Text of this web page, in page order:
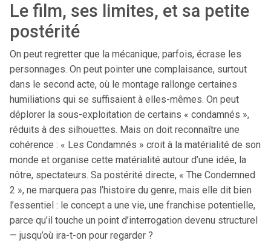
Le film, ses limites, et sa petite
postérité
On peut regretter que la mécanique, parfois, écrase les
personnages. On peut pointer une complaisance, surtout
dans le second acte, où le montage rallonge certaines
humiliations qui se suffisaient à elles-mêmes. On peut
déplorer la sous-exploitation de certains « condamnés »,
réduits à des silhouettes. Mais on doit reconnaître une
cohérence : « Les Condamnés » croit à la matérialité de son
monde et organise cette matérialité autour d’une idée, la
nôtre, spectateurs. Sa postérité directe, « The Condemned
2 », ne marquera pas l’histoire du genre, mais elle dit bien
l’essentiel : le concept a une vie, une franchise potentielle,
parce qu’il touche un point d’interrogation devenu structurel
— jusqu’où ira-t-on pour regarder ?